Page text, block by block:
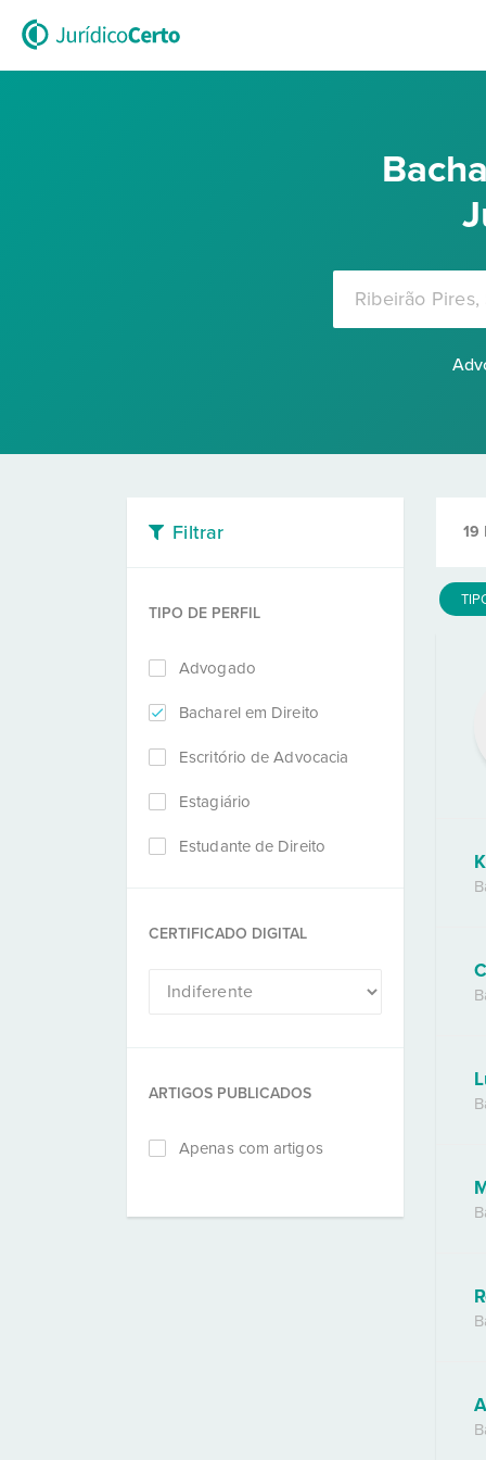
Filtrar
TIPO DE PERFIL
Advogado
Bacharel em Direito
Escritório de Advocacia
Estagiário
Estudante de Direito
CERTIFICADO DIGITAL
ARTIGOS PUBLICADOS
Apenas com artigos
19